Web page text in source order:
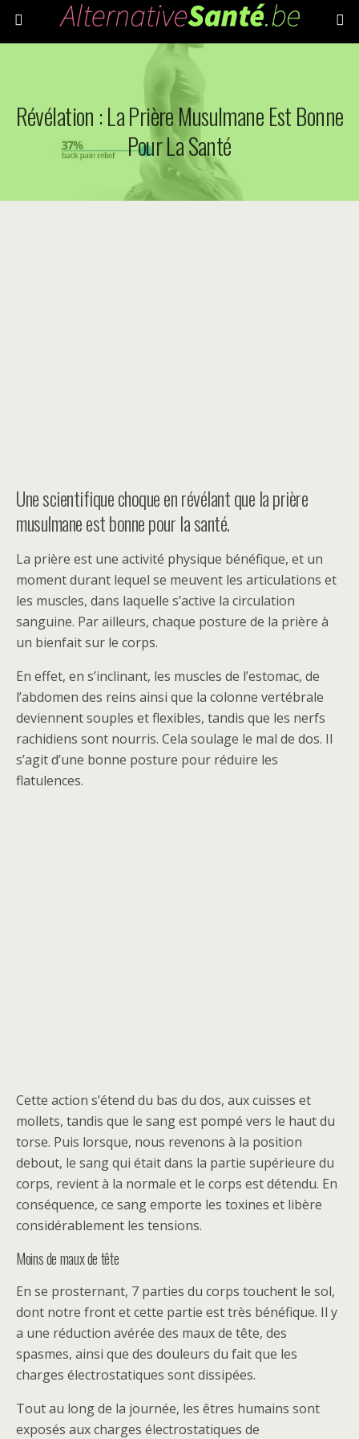
Révélation : La Prière Musulmane Est Bonne
Pour La Santé
Une scientifique choque en révélant que la prière
musulmane est bonne pour la santé.
La prière est une activité physique bénéfique, et un
moment durant lequel se meuvent les articulations et
les muscles, dans laquelle s’active la circulation
sanguine. Par ailleurs, chaque posture de la prière à
un bienfait sur le corps.
En effet, en s’inclinant, les muscles de l’estomac, de
l’abdomen des reins ainsi que la colonne vertébrale
deviennent souples et flexibles, tandis que les nerfs
rachidiens sont nourris. Cela soulage le mal de dos. Il
s’agit d’une bonne posture pour réduire les
flatulences.
Cette action s’étend du bas du dos, aux cuisses et
mollets, tandis que le sang est pompé vers le haut du
torse. Puis lorsque, nous revenons à la position
debout, le sang qui était dans la partie supérieure du
corps, revient à la normale et le corps est détendu. En
conséquence, ce sang emporte les toxines et libère
considérablement les tensions.
Moins de maux de tête
En se prosternant, 7 parties du corps touchent le sol,
dont notre front et cette partie est très bénéfique. Il y
a une réduction avérée des maux de tête, des
spasmes, ainsi que des douleurs du fait que les
charges électrostatiques sont dissipées.
Tout au long de la journée, les êtres humains sont
exposés aux charges électrostatiques de